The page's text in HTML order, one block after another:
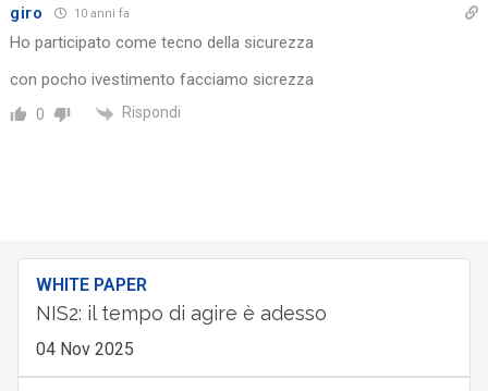
giro 10 anni fa
Ho participato come tecno della sicurezza
con pocho ivestimento facciamo sicrezza
0 Rispondi
WHITE PAPER
NIS2: il tempo di agire è adesso
04 Nov 2025